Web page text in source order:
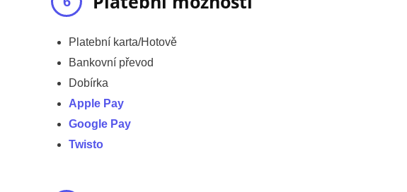
Platební karta/Hotově
Bankovní převod
Dobírka
Apple Pay
Google Pay
Twisto